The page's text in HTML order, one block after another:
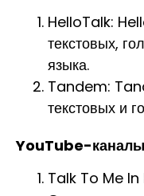
HelloTalk:
текстовых,
языка.
Tandem:
текстовых и
YouTube-
Talk To Me In